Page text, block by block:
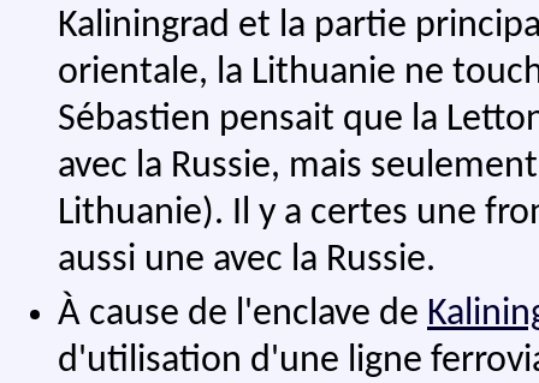
Kaliningrad et la partie
orientale, la Lithuanie ne
Sébastien pensait que la
avec la Russie, mais
Lithuanie). Il y a certes une
aussi une avec la Russie.
À cause de l'enclave de
d'utilisation d'une ligne